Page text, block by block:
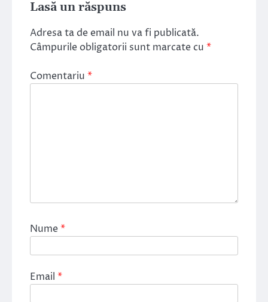
Lasă un răspuns
Adresa ta de email nu va fi publicată.
Câmpurile obligatorii sunt marcate cu *
Comentariu *
Nume*
Email *